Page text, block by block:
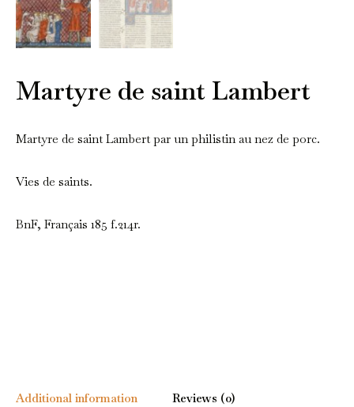
Martyre de saint Lambert
Martyre de saint Lambert par un philistin au nez de porc.
Vies de saints.
BnF, Français 185 f.214r.
Additional information Reviews (0)